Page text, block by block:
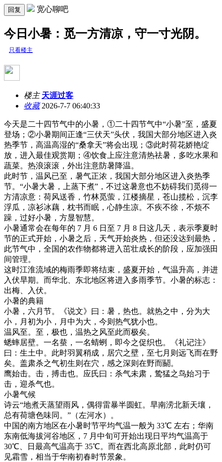
回复 宽心聊吧
今日小暑：觅一方清凉，守一寸光阴。
只看楼主
楼主 天涯过客
收藏2026-7-7 06:40:33
今天是二十四节气中的小暑，①二十四节气中“小暑”至，盛夏
登场；②小暑期间正逢“三伏天”头伏，我国大部分地区进入炎
热季节，高温高湿的“桑拿天”将会出现；③此时荷花娇艳绽
放，进入最佳观赏期；④饮食上应注意清热祛暑，多吃水果和
蔬菜。热浪滚滚，外出注意防暑降温。
此时节，温风已至，暑气正浓，我国大部分地区进入炎热季
节。“小暑大暑，上蒸下煮”，不过这暑意也不妨碍我们觅得一
方清凉意：荷风送香，竹林觅萤，江楼摘星，苍山揽松，沉李
浮瓜，凉衫冰藕，枕书而眠，心静生凉。不疾不徐，不烦不
躁，过好小暑，方显智慧。
小暑通常会在每年的 7 月 6 日至 7 月 8 日这几天，表示季夏时
节的正式开始，小暑之后，天气开始炎热，但还没达到最热，
此节气中，全国的农作物都将进入茁壮成长的阶段，应加强田
间管理。
这时江淮流域的梅雨季即将结束，盛夏开始，气温升高，并进
入伏旱期。而华北、东北地区将进入多雨季节。小暑的标志：
出梅、入伏。
小暑的典籍
小暑，六月节。《说文》曰：暑，热也。就热之中，分为大
小，月初为小，月中为大，今则热气犹小也。
温风至。至，极也，温热之风至此而极矣。
蟋蟀居壁。一名蛬，一名蜻蛚，即今之促织也。《礼记注》
曰：生土中。此时羽翼稍成，居穴之壁，至七月则远飞而在野
矣。盖肃杀之气初生则在穴，感之深则在野而鬬。
鹰始击。击，搏击也。应氏曰：杀气未肃，鸷猛之鸟始习于
击，迎杀气也。
小暑气候
诗云“地煮天蒸望雨风，偶得雷暴半圆虹。旱南涝北新天壤，
总有荷塘色味同。”（左河水）。
中国的南方地区在小暑时节平均气温一般为 33℃ 左右；华南
东南低海拔河谷地区，7 月中旬可开始出现日平均气温高于
30℃、日最高气温高于 35℃。而在西北高原北部，此时仍可
见霜雪，相当于华南初春时节景象。